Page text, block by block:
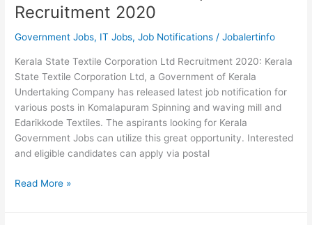
Recruitment 2020
Government Jobs, IT Jobs,Job Notifications /Jobalertinfo
Kerala State Textile Corporation Ltd Recruitment 2020: Kerala
State Textile Corporation Ltd, a Government of Kerala
Undertaking Company has released latest job notification for
various posts in Komalapuram Spinning and waving mill and
Edarikkode Textiles. The aspirants looking for Kerala
Government Jobs can utilize this great opportunity. Interested
and eligible candidates can apply via postal
Kerala
Textile
Read More »